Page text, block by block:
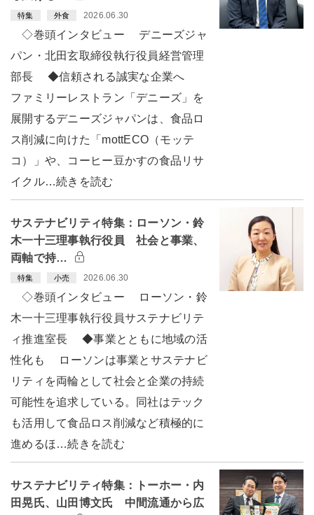
特集 外食 2026.06.30
◇巻頭インタビュー デニーズジャ
パン・北田玄取締役執行役員経営管理
部長 ◆信頼される誠実な企業へ
ファミリーレストラン「デニーズ」を
展開するデニーズジャパンは、食品ロ
ス削減に向けた「mottECO（モッテ
コ）」や、コーヒー豆かすの食品リサ
イクル…続きを読む
サステナビリティ特集：ローソン・鈴
木一十三理事執行役員 社会と事業、
両軸で持…
特集 小売 2026.06.30
◇巻頭インタビュー ローソン・鈴
木一十三理事執行役員サステナビリテ
ィ推進室長 ◆事業とともに地域の活
性化も ローソンは事業とサステナビ
リティを両輪として社会と企業の持続
可能性を追求している。同社はテック
も活用して食品ロス削減など積極的に
進めるほ…続きを読む
サステナビリティ特集：トーホー・内
田晃氏、山田博文氏 中間流通から広